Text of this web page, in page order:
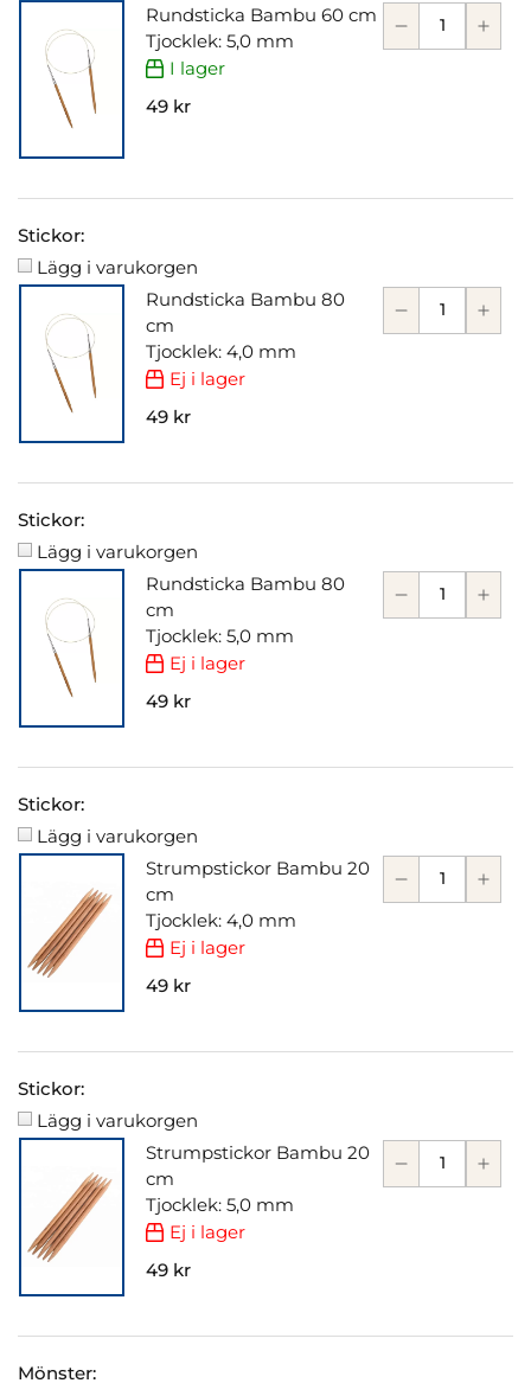
Rundsticka Bambu 60 cm
Tjocklek: 5,0 mm
I lager
49 kr
Stickor:
Lägg i varukorgen
Rundsticka Bambu 80
cm
Tjocklek: 4,0 mm
Ej i lager
49 kr
Stickor:
Lägg i varukorgen
Rundsticka Bambu 80
cm
Tjocklek: 5,0 mm
Ej i lager
49 kr
Stickor:
Lägg i varukorgen
Strumpstickor Bambu 20
cm
Tjocklek: 4,0 mm
Ej i lager
49 kr
Stickor:
Lägg i varukorgen
Strumpstickor Bambu 20
cm
Tjocklek: 5,0 mm
Ej i lager
49 kr
Mönster: